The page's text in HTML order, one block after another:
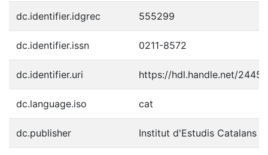
dc.identifier.idgrec 555299
dc.identifier.issn 0211-8572
dc.identifier.uri https://hdl.handle.net/
dc.language.iso cat
dc.publisher Institut d'Estudis Catalans